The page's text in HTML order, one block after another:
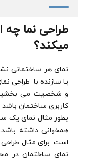
طراحی نما چه
میکند؟
نمای هر ساختمانی
یا سازنده با طراحی
و شخصیت می بخشید.
کاربری ساختمان باشد
بطور مثال نمای یک
همخوانی داشته
است. برای مثال
نمای ساختمان در